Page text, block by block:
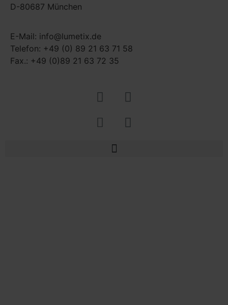
D-80687 München
E-Mail: info@lumetix.de
Telefon: +49 (0) 89 21 63 71 58
Fax.: +49 (0)89 21 63 72 35